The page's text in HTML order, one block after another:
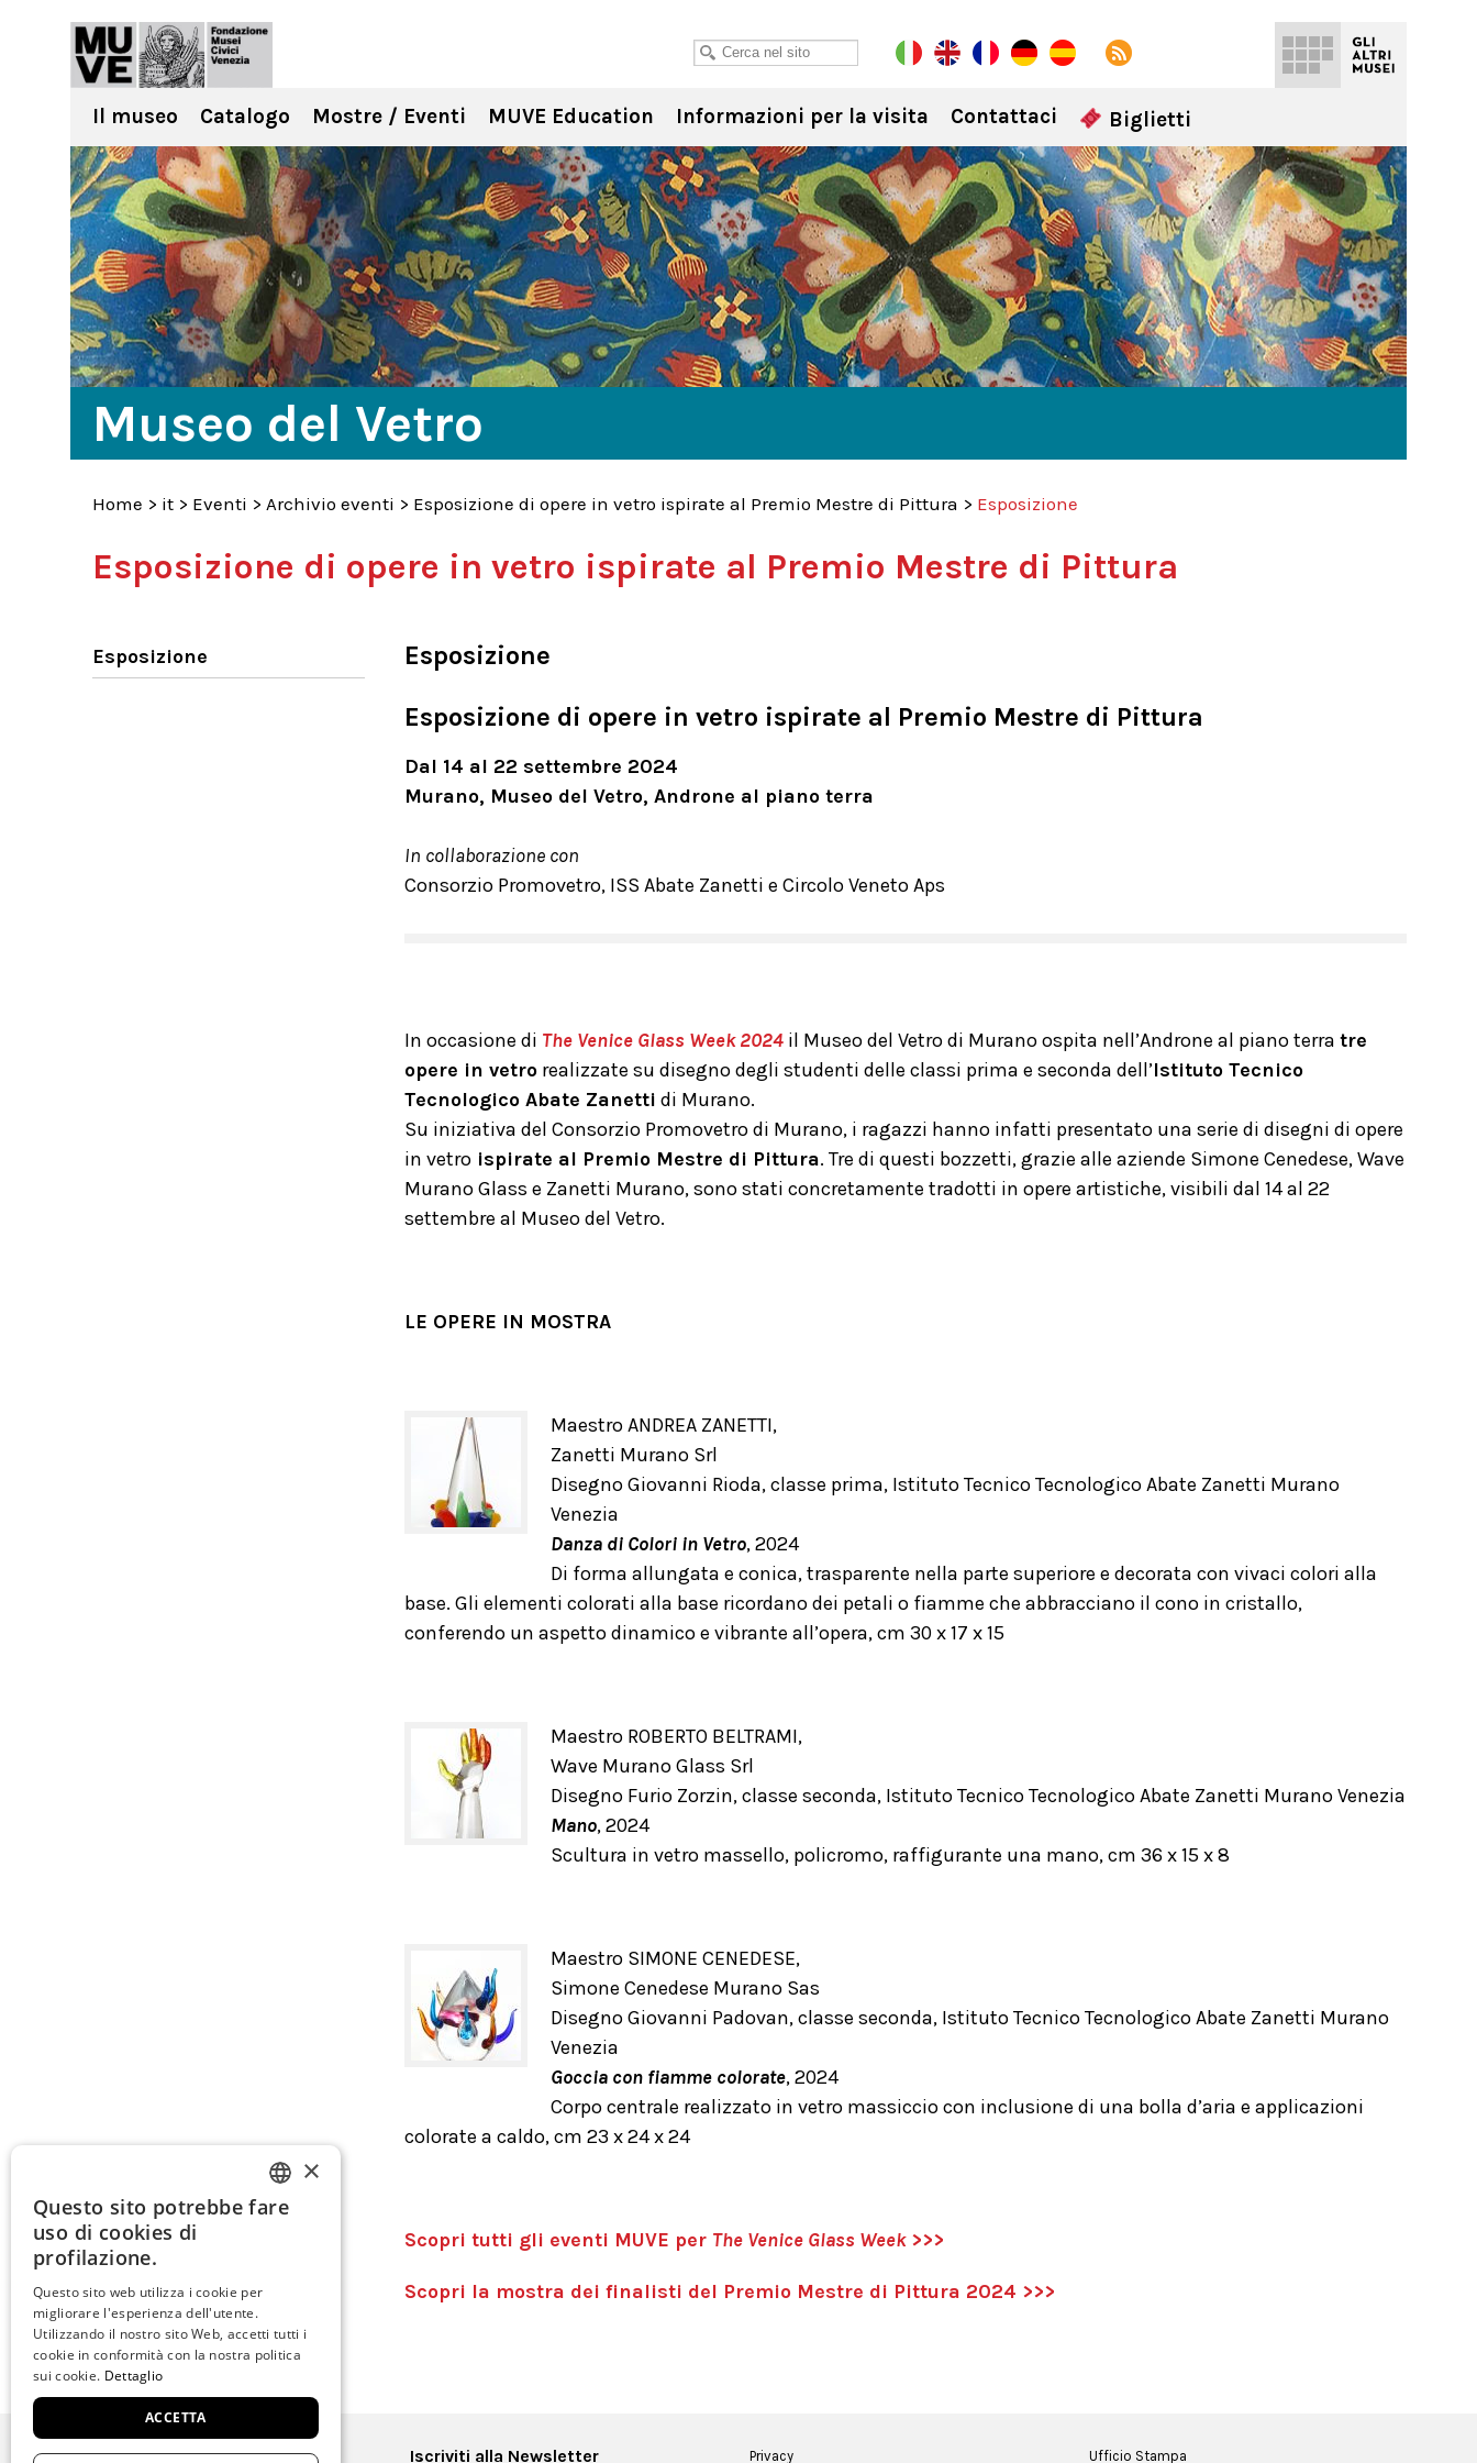
Il museo Catalogo Mostre / Eventi MUVE Education Informazioni per la visita Contattaci Biglietti
Museo del Vetro
Home > it > Eventi > Archivio eventi > Esposizione di opere in vetro ispirate al Premio Mestre di Pittura > Esposizione
Esposizione di opere in vetro ispirate al Premio Mestre di Pittura
Esposizione
Esposizione
Esposizione di opere in vetro ispirate al Premio Mestre di Pittura
Dal 14 al 22 settembre 2024
Murano, Museo del Vetro, Androne al piano terra
In collaborazione con
Consorzio Promovetro, ISS Abate Zanetti e Circolo Veneto Aps
In occasione di The Venice Glass Week 2024 il Museo del Vetro di Murano ospita nell’Androne al piano terra tre
opere in vetro realizzate su disegno degli studenti delle classi prima e seconda dell’Istituto Tecnico
Tecnologico Abate Zanetti di Murano.
Su iniziativa del Consorzio Promovetro di Murano, i ragazzi hanno infatti presentato una serie di disegni di opere
in vetro ispirate al Premio Mestre di Pittura. Tre di questi bozzetti, grazie alle aziende Simone Cenedese, Wave
Murano Glass e Zanetti Murano, sono stati concretamente tradotti in opere artistiche, visibili dal 14 al 22
settembre al Museo del Vetro.
LE OPERE IN MOSTRA
Maestro ANDREA ZANETTI,
Zanetti Murano Srl
Disegno Giovanni Rioda, classe prima, Istituto Tecnico Tecnologico Abate Zanetti Murano
Venezia
Danza di Colori in Vetro, 2024
Di forma allungata e conica, trasparente nella parte superiore e decorata con vivaci colori alla
base. Gli elementi colorati alla base ricordano dei petali o fiamme che abbracciano il cono in cristallo,
conferendo un aspetto dinamico e vibrante all’opera, cm 30 x 17 x 15
Maestro ROBERTO BELTRAMI,
Wave Murano Glass Srl
Disegno Furio Zorzin, classe seconda, Istituto Tecnico Tecnologico Abate Zanetti Murano Venezia
Mano, 2024
Scultura in vetro massello, policromo, raffigurante una mano, cm 36 x 15 x 8
Maestro SIMONE CENEDESE,
Simone Cenedese Murano Sas
Disegno Giovanni Padovan, classe seconda, Istituto Tecnico Tecnologico Abate Zanetti Murano
Venezia
Goccia con fiamme colorate, 2024
Corpo centrale realizzato in vetro massiccio con inclusione di una bolla d’aria e applicazioni
colorate a caldo, cm 23 x 24 x 24
Scopri tutti gli eventi MUVE per The Venice Glass Week>>>
Scopri la mostra dei finalisti del Premio Mestre di Pittura 2024 >>>
Iscriviti alla Newsletter Privacy Ufficio Stampa
ITALIAN
GERMAN
FRENCH
×
Questo sito potrebbe fare
uso di cookies di
profilazione.
Questo sito web utilizza i cookie per
migliorare l'esperienza dell'utente.
Utilizzando il nostro sito Web, accetti tutti i
cookie in conformità con la nostra politica
sui cookie. Dettaglio
ACCETTA